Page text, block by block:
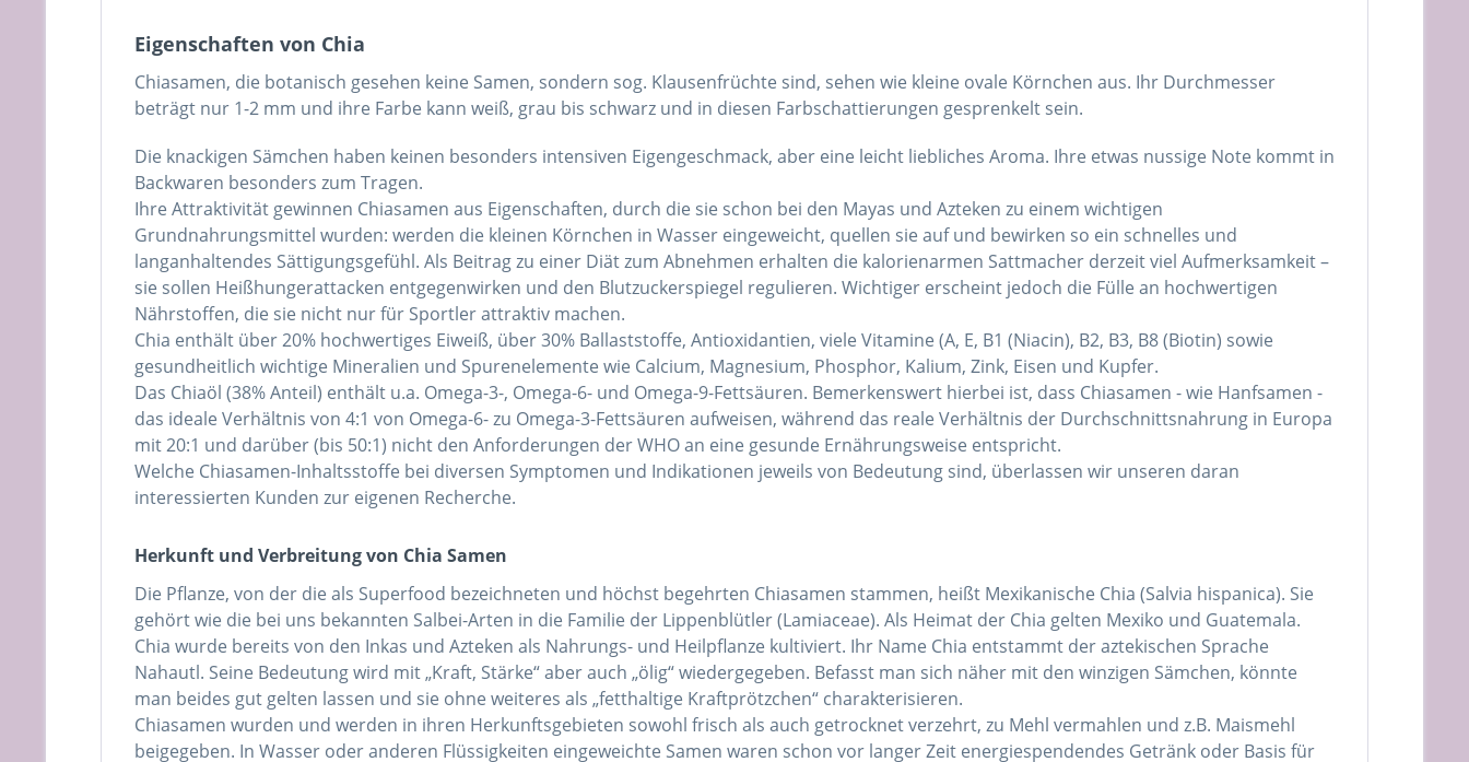
Eigenschaften von Chia
Chiasamen, die botanisch gesehen keine Samen, sondern sog. Klausenfrüchte sind, sehen wie kleine ovale Körnchen aus. Ihr Durchmesser
beträgt nur 1-2 mm und ihre Farbe kann weiß, grau bis schwarz und in diesen Farbschattierungen gesprenkelt sein.
Die knackigen Sämchen haben keinen besonders intensiven Eigengeschmack, aber eine leicht liebliches Aroma. Ihre etwas nussige Note kommt in
Backwaren besonders zum Tragen.
Ihre Attraktivität gewinnen Chiasamen aus Eigenschaften, durch die sie schon bei den Mayas und Azteken zu einem wichtigen
Grundnahrungsmittel wurden: werden die kleinen Körnchen in Wasser eingeweicht, quellen sie auf und bewirken so ein schnelles und
langanhaltendes Sättigungsgefühl. Als Beitrag zu einer Diät zum Abnehmen erhalten die kalorienarmen Sattmacher derzeit viel Aufmerksamkeit –
sie sollen Heißhungerattacken entgegenwirken und den Blutzuckerspiegel regulieren. Wichtiger erscheint jedoch die Fülle an hochwertigen
Nährstoffen, die sie nicht nur für Sportler attraktiv machen.
Chia enthält über 20% hochwertiges Eiweiß, über 30% Ballaststoffe, Antioxidantien, viele Vitamine (A, E, B1 (Niacin), B2, B3, B8 (Biotin) sowie
gesundheitlich wichtige Mineralien und Spurenelemente wie Calcium, Magnesium, Phosphor, Kalium, Zink, Eisen und Kupfer.
Das Chiaöl (38% Anteil) enthält u.a. Omega-3-, Omega-6- und Omega-9-Fettsäuren. Bemerkenswert hierbei ist, dass Chiasamen - wie Hanfsamen -
das ideale Verhältnis von 4:1 von Omega-6- zu Omega-3-Fettsäuren aufweisen, während das reale Verhältnis der Durchschnittsnahrung in Europa
mit 20:1 und darüber (bis 50:1) nicht den Anforderungen der WHO an eine gesunde Ernährungsweise entspricht.
Welche Chiasamen-Inhaltsstoffe bei diversen Symptomen und Indikationen jeweils von Bedeutung sind, überlassen wir unseren daran
interessierten Kunden zur eigenen Recherche.
Herkunft und Verbreitung von Chia Samen
Die Pflanze, von der die als Superfood bezeichneten und höchst begehrten Chiasamen stammen, heißt Mexikanische Chia (Salvia hispanica). Sie
gehört wie die bei uns bekannten Salbei-Arten in die Familie der Lippenblütler (Lamiaceae). Als Heimat der Chia gelten Mexiko und Guatemala.
Chia wurde bereits von den Inkas und Azteken als Nahrungs- und Heilpflanze kultiviert. Ihr Name Chia entstammt der aztekischen Sprache
Nahautl. Seine Bedeutung wird mit „Kraft, Stärke“ aber auch „ölig“ wiedergegeben. Befasst man sich näher mit den winzigen Sämchen, könnte
man beides gut gelten lassen und sie ohne weiteres als „fetthaltige Kraftprötzchen“ charakterisieren.
Chiasamen wurden und werden in ihren Herkunftsgebieten sowohl frisch als auch getrocknet verzehrt, zu Mehl vermahlen und z.B. Maismehl
beigegeben. In Wasser oder anderen Flüssigkeiten eingeweichte Samen waren schon vor langer Zeit energiespendendes Getränk oder Basis für